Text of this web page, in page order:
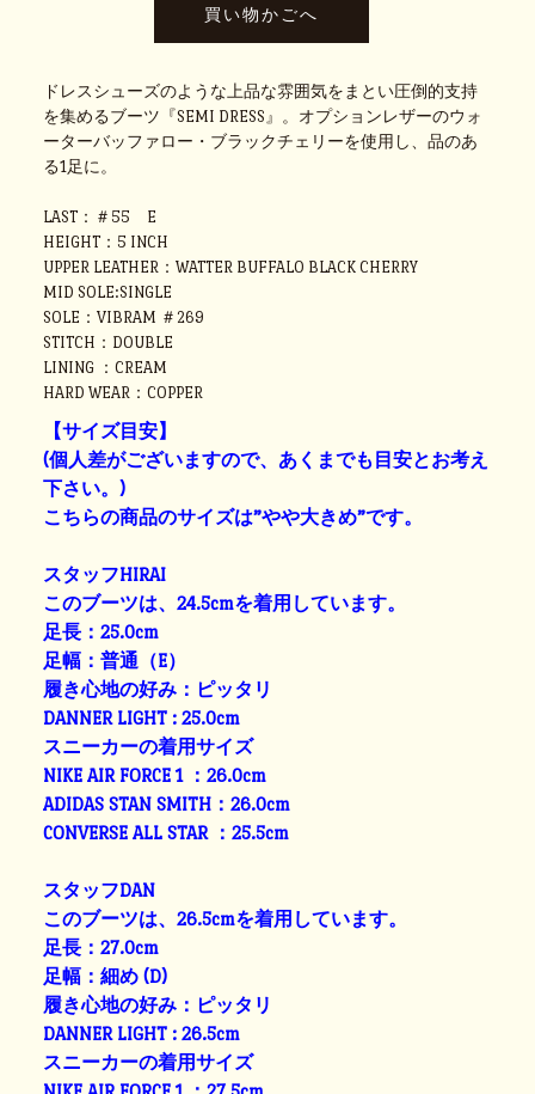
ドレスシューズのような上品な雰囲気をまとい圧倒的支持
を集めるブーツ『SEMI DRESS』。オプションレザーのウォ
ーターバッファロー・ブラックチェリーを使用し、品のあ
る1足に。
LAST：＃55 E
HEIGHT：5 INCH
UPPER LEATHER：WATTER BUFFALO BLACK CHERRY
MID SOLE:SINGLE
SOLE：VIBRAM ＃269
STITCH：DOUBLE
LINING ：CREAM
HARD WEAR：COPPER
【サイズ目安】
(個人差がございますので、あくまでも目安とお考え
下さい。)
こちらの商品のサイズは”やや大きめ”です。
スタッフHIRAI
このブーツは、24.5cmを着用しています。
足長：25.0cm
足幅：普通（E）
履き心地の好み：ピッタリ
DANNER LIGHT : 25.0cm
スニーカーの着用サイズ
NIKE AIR FORCE 1 ：26.0cm
ADIDAS STAN SMITH：26.0cm
CONVERSE ALL STAR ：25.5cm
スタッフDAN
このブーツは、26.5cmを着用しています。
足長：27.0cm
足幅：細め (D)
履き心地の好み：ピッタリ
DANNER LIGHT : 26.5cm
スニーカーの着用サイズ